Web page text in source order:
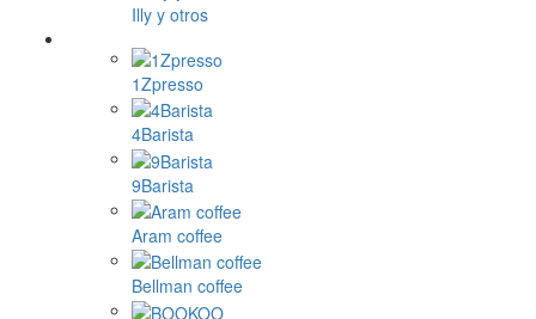
Illy y otros
1Zpresso
4Barista
9Barista
Aram coffee
Bellman coffee